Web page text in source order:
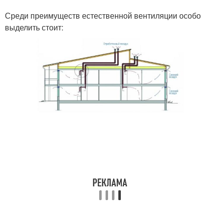
Среди преимуществ естественной вентиляции особо
выделить стоит: